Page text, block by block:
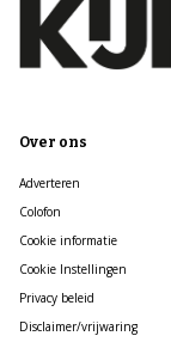
Over ons
Adverteren
Colofon
Cookie informatie
Cookie Instellingen
Privacy beleid
Disclaimer/vrijwaring